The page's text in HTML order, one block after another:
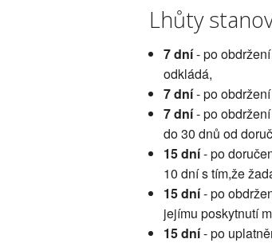
Lhůty
7 dní- po obdržení
odkládá,
7 dní- po
7 dní- po
do 30 dnů od
15 dní- po
10 dní s tím,že
15 dní- po
jejímu poskytnutí
15 dní- po